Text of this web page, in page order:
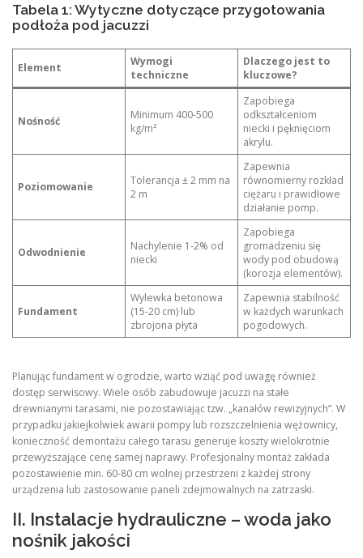
Tabela 1: Wytyczne dotyczące przygotowania
podłoża pod jacuzzi
Element
Wymogi
techniczne
Dlaczego jest to
kluczowe?
Nośność
Minimum 400-500
kg/m²
Zapobiega
odkształceniom
niecki i pęknięciom
akrylu.
Poziomowanie
Tolerancja ± 2 mm na
2 m
Zapewnia
równomierny rozkład
ciężaru i prawidłowe
działanie pomp.
Odwodnienie
Nachylenie 1-2% od
niecki
Zapobiega
gromadzeniu się
wody pod obudową
(korozja elementów).
Fundament
Wylewka betonowa
(15-20 cm) lub
zbrojona płyta
Zapewnia stabilność
w każdych warunkach
pogodowych.
Planując fundament w ogrodzie, warto wziąć pod uwagę również
dostęp serwisowy. Wiele osób zabudowuje jacuzzi na stałe
drewnianymi tarasami, nie pozostawiając tzw. „kanałów rewizyjnych”. W
przypadku jakiejkolwiek awarii pompy lub rozszczelnienia wężownicy,
konieczność demontażu całego tarasu generuje koszty wielokrotnie
przewyższające cenę samej naprawy. Profesjonalny montaż zakłada
pozostawienie min. 60-80 cm wolnej przestrzeni z każdej strony
urządzenia lub zastosowanie paneli zdejmowalnych na zatrzaski.
II. Instalacje hydrauliczne – woda jako
nośnik jakości